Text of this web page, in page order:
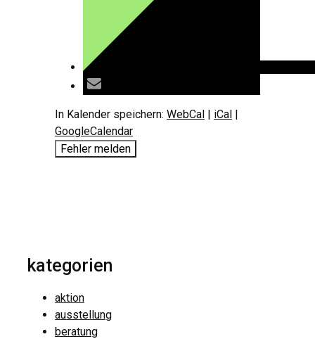
In Kalender speichern: WebCal | iCal |
GoogleCalendar
Fehler melden
kategorien
aktion
ausstellung
beratung